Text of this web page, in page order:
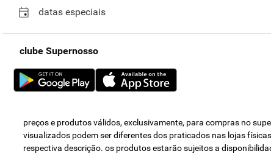
datas especiais
clube Supernosso
preços e produtos válidos, exclusivamente, para compras no
visualizados podem ser diferentes dos praticados nas lojas
respectiva descrição. os produtos estarão sujeitos a